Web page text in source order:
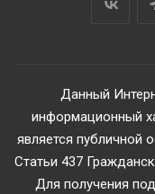
Данный
информационный
является публичной
Статьи 437
Для получения